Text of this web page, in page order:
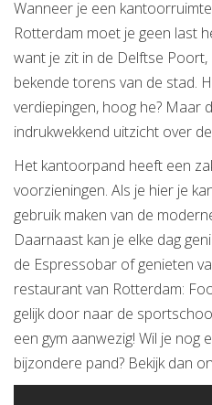
Wanneer je een
Rotterdam moet je geen last
want je zit in de Delftse
bekende torens van de stad.
verdiepingen, hoog he? Maar
indrukwekkend uitzicht over
Het kantoorpand heeft een
voorzieningen. Als je hier je
gebruik maken van de
Daarnaast kan je elke dag
de Espressobar of genieten
restaurant van Rotterdam:
gelijk door naar de
een gym aanwezig! Wil je nog
bijzondere pand? Bekijk dan